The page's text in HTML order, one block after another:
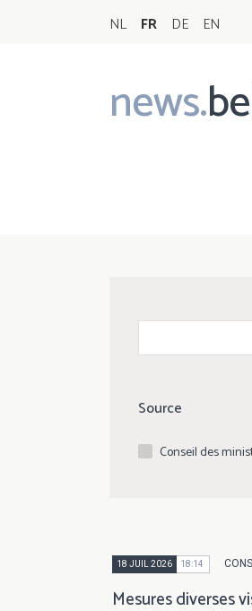
NL FR DE EN
news.
Main
navigation
Source
Conseil des
18 JUIL 2026 18:14
Mesures diverses